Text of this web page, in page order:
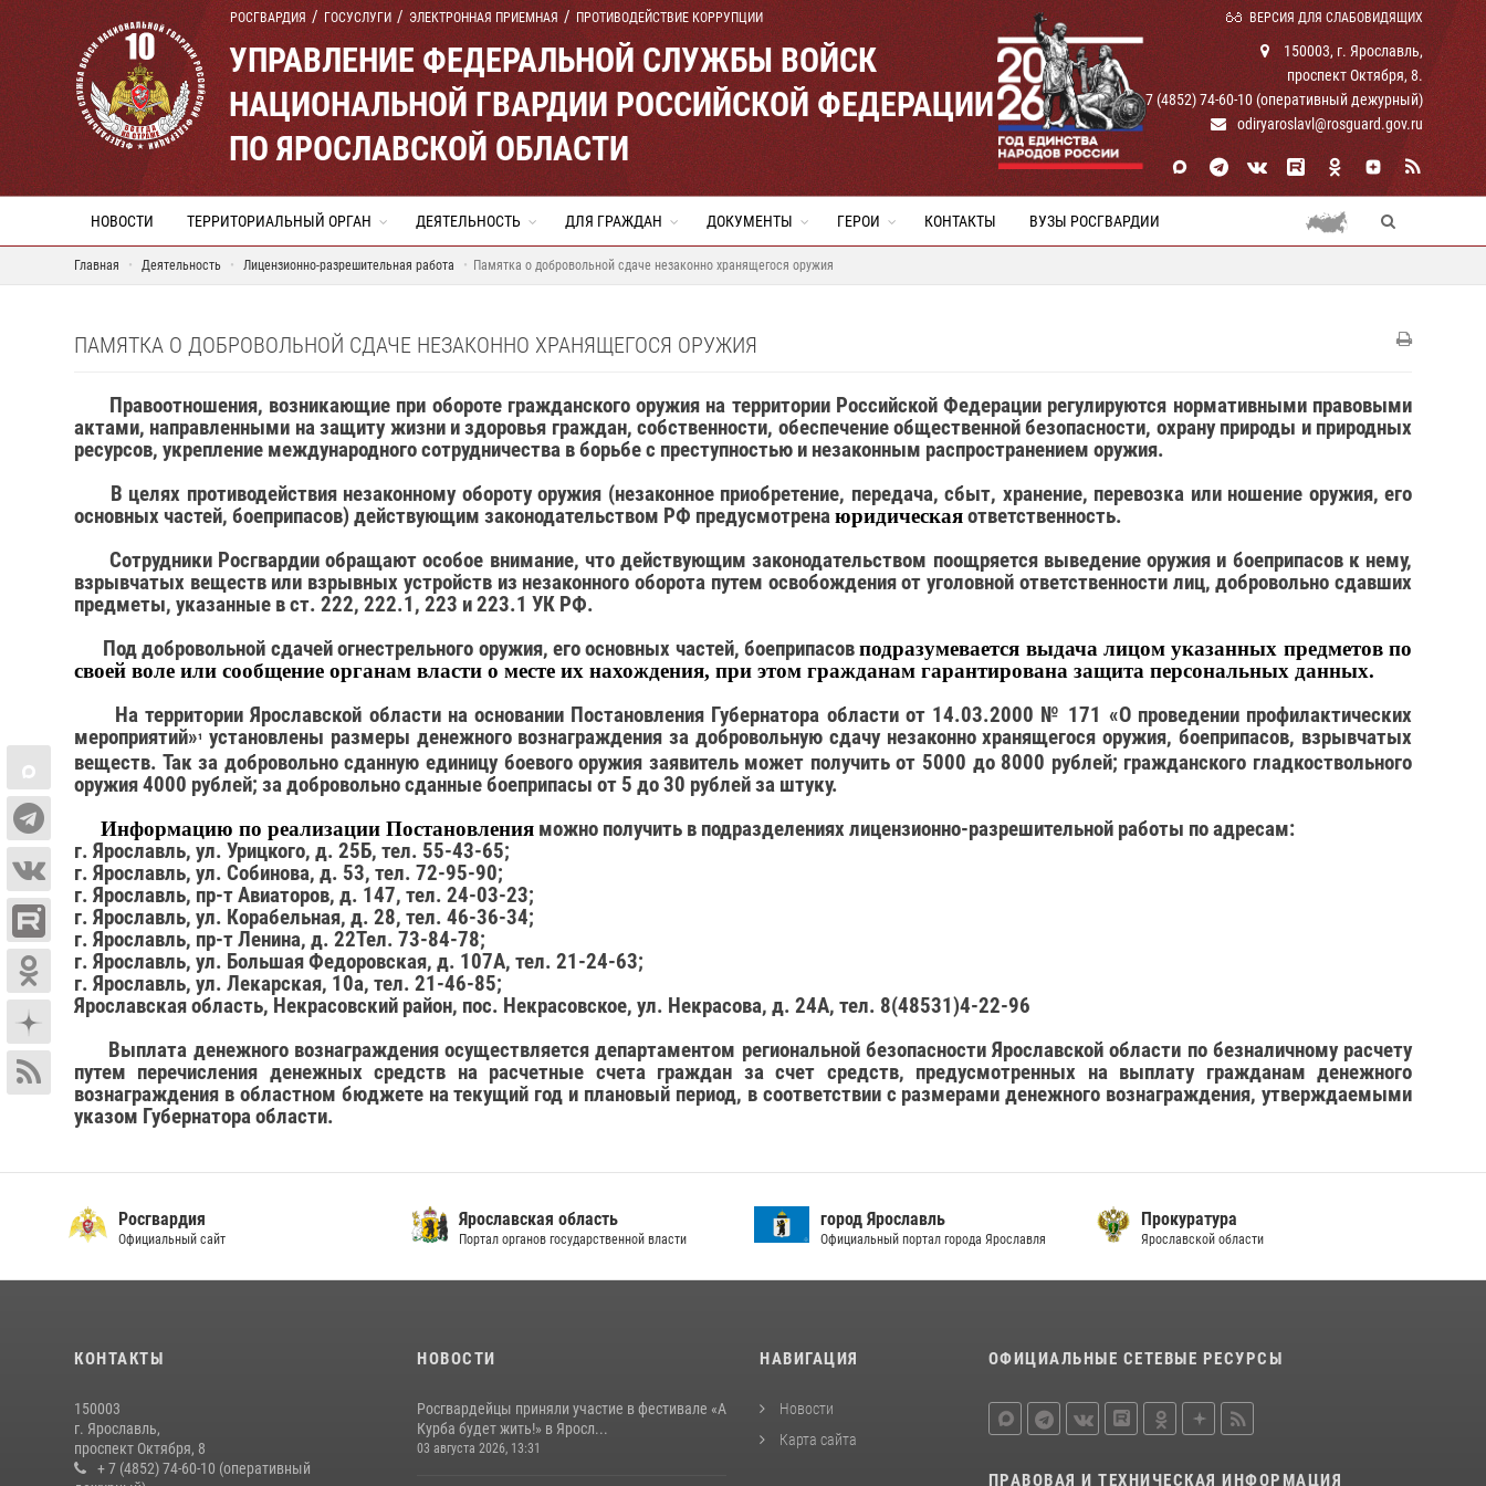
РОСГВАРДИЯ ГОСУСЛУГИ ЭЛЕКТРОННАЯ ПРИЕМНАЯ ПРОТИВОДЕЙСТВИЕ КОРРУПЦИИ ВЕРСИЯ ДЛЯ СЛАБОВИДЯЩИХ
УПРАВЛЕНИЕ ФЕДЕРАЛЬНОЙ СЛУЖБЫ ВОЙСК
НАЦИОНАЛЬНОЙ ГВАРДИИ РОССИЙСКОЙ ФЕДЕРАЦИИ
ПО ЯРОСЛАВСКОЙ ОБЛАСТИ
150003, г. Ярославль,
проспект Октября, 8.
+ 7 (4852) 74-60-10 (оперативный дежурный)
odiryaroslavl@rosguard.gov.ru
НОВОСТИ ТЕРРИТОРИАЛЬНЫЙ ОРГАН ДЕЯТЕЛЬНОСТЬ ДЛЯ ГРАЖДАН ДОКУМЕНТЫ ГЕРОИ КОНТАКТЫ ВУЗЫ РОСГВАРДИИ
Главная Деятельность Лицензионно-разрешительная работа Памятка о добровольной сдаче незаконно хранящегося оружия
ПАМЯТКА О ДОБРОВОЛЬНОЙ СДАЧЕ НЕЗАКОННО ХРАНЯЩЕГОСЯ ОРУЖИЯ
Правоотношения, возникающие при обороте гражданского оружия на территории Российской Федерации регулируются нормативными правовыми
актами, направленными на защиту жизни и здоровья граждан, собственности, обеспечение общественной безопасности, охрану природы и природных
ресурсов, укрепление международного сотрудничества в борьбе с преступностью и незаконным распространением оружия.
В целях противодействия незаконному обороту оружия (незаконное приобретение, передача, сбыт, хранение, перевозка или ношение оружия, его
основных частей, боеприпасов) действующим законодательством РФ предусмотренаюридическаяответственность.
Сотрудники Росгвардии обращают особое внимание, что действующим законодательством поощряется выведение оружия и боеприпасов к нему,
взрывчатых веществ или взрывных устройств из незаконного оборота путем освобождения от уголовной ответственности лиц, добровольно сдавших
предметы, указанные в ст. 222, 222.1, 223 и 223.1 УК РФ.
Под добровольной сдачей огнестрельного оружия, его основных частей, боеприпасовподразумевается выдача лицом указанных предметов по
своей воле или сообщение органам власти о месте их нахождения, при этом гражданам гарантирована защита персональных данных.
На территории Ярославской области на основании Постановления Губернатора области от 14.03.2000 № 171 «О проведении профилактических
мероприятий»1
установлены размеры денежного вознаграждения за добровольную сдачу незаконно хранящегося оружия, боеприпасов, взрывчатых
веществ. Так за добровольно сданную единицу боевого оружия заявитель может получить от 5000 до 8000 рублей; гражданского гладкоствольного
оружия 4000 рублей; за добровольно сданные боеприпасы от 5 до 30 рублей за штуку.
Информацию по реализации Постановления можно получить в подразделениях лицензионно-разрешительной работы по адресам:
г. Ярославль, ул. Урицкого, д. 25Б, тел. 55-43-65;
г. Ярославль, ул. Собинова, д. 53, тел. 72-95-90;
г. Ярославль, пр-т Авиаторов, д. 147, тел. 24-03-23;
г. Ярославль, ул. Корабельная, д. 28, тел. 46-36-34;
г. Ярославль, пр-т Ленина, д. 22Тел. 73-84-78;
г. Ярославль, ул. Большая Федоровская, д. 107А, тел. 21-24-63;
г. Ярославль, ул. Лекарская, 10а, тел. 21-46-85;
Ярославская область, Некрасовский район, пос. Некрасовское, ул. Некрасова, д. 24А, тел. 8(48531)4-22-96
Выплата денежного вознаграждения осуществляется департаментом региональной безопасности Ярославской области по безналичному расчету
путем перечисления денежных средств на расчетные счета граждан за счет средств, предусмотренных на выплату гражданам денежного
вознаграждения в областном бюджете на текущий год и плановый период, в соответствии с размерами денежного вознаграждения, утверждаемыми
указом Губернатора области.
Росгвардия
Официальный сайт
Ярославская область
Портал органов государственной власти
город Ярославль
Официальный портал города Ярославля
Прокуратура
Ярославской области
КОНТАКТЫ
150003
г. Ярославль,
проспект Октября, 8
+ 7 (4852) 74-60-10 (оперативный
НОВОСТИ
Росгвардейцы приняли участие в фестивале «А
Курба будет жить!» в Яросл...
03 августа 2026, 13:31
НАВИГАЦИЯ
Новости
Карта сайта
ОФИЦИАЛЬНЫЕ СЕТЕВЫЕ РЕСУРСЫ
ПРАВОВАЯ И ТЕХНИЧЕСКАЯ ИНФОРМАЦИЯ